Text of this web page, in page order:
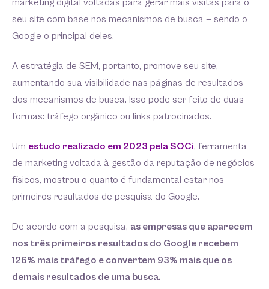
marketing digital voltadas para gerar mais visitas para o
seu site com base nos mecanismos de busca — sendo o
Google o principal deles.
A estratégia de SEM, portanto, promove seu site,
aumentando sua visibilidade nas páginas de resultados
dos mecanismos de busca. Isso pode ser feito de duas
formas: tráfego orgânico ou links patrocinados.
Um estudo realizado em 2023 pela SOCi, ferramenta
de marketing voltada à gestão da reputação de negócios
físicos, mostrou o quanto é fundamental estar nos
primeiros resultados de pesquisa do Google.
De acordo com a pesquisa, as empresas que aparecem
nos três primeiros resultados do Google recebem
126% mais tráfego e convertem 93% mais que os
demais resultados de uma busca.